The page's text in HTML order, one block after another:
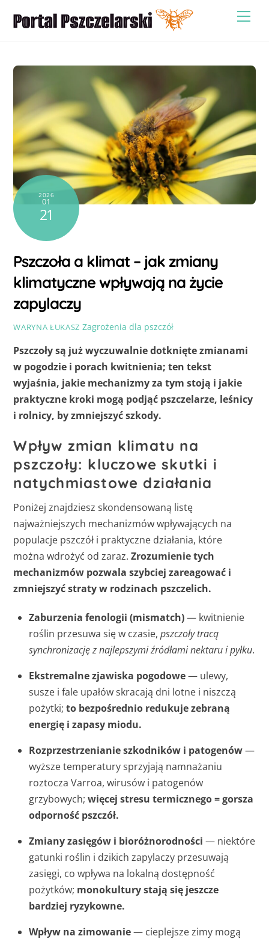
2026
01
21
Pszczoła a klimat – jak zmiany
klimatyczne wpływają na życie
zapylaczy
WARYNA ŁUKASZ Zagrożenia dla pszczół
Pszczoły są już wyczuwalnie dotknięte zmianami
w pogodzie i porach kwitnienia; ten tekst
wyjaśnia, jakie mechanizmy za tym stoją i jakie
praktyczne kroki mogą podjąć pszczelarze, leśnicy
i rolnicy, by zmniejszyć szkody.
Wpływ zmian klimatu na
pszczoły: kluczowe skutki i
natychmiastowe działania
Poniżej znajdziesz skondensowaną listę
najważniejszych mechanizmów wpływających na
populacje pszczół i praktyczne działania, które
można wdrożyć od zaraz.Zrozumienie tych
mechanizmów pozwala szybciej zareagować i
zmniejszyć straty w rodzinach pszczelich.
Zaburzenia fenologii (mismatch)— kwitnienie
roślin przesuwa się w czasie, pszczoły tracą
synchronizację z najlepszymi źródłami nektaru i pyłku.
Ekstremalne zjawiska pogodowe— ulewy,
susze i fale upałów skracają dni lotne i niszczą
pożytki; to bezpośrednio redukuje zebraną
energię i zapasy miodu.
Rozprzestrzenianie szkodników i patogenów—
wyższe temperatury sprzyjają namnażaniu
roztocza Varroa, wirusów i patogenów
grzybowych; więcej stresu termicznego = gorsza
odporność pszczół.
Zmiany zasięgów i bioróżnorodności — niektóre
gatunki roślin i dzikich zapylaczy przesuwają
zasięgi, co wpływa na lokalną dostępność
pożytków; monokultury stają się jeszcze
bardziej ryzykowne.
Wpływ na zimowanie— cieplejsze zimy mogą